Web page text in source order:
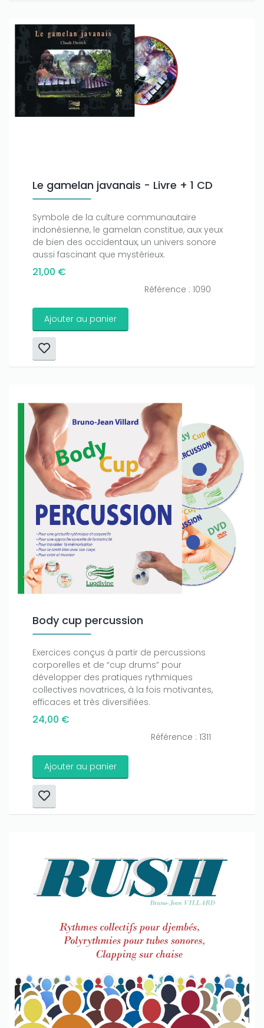
Le gamelan javanais - Livre + 1 CD
Symbole de la culture communautaire
indonésienne, le gamelan constitue, aux yeux
de bien des occidentaux, un univers sonore
aussi fascinant que mystérieux.
21,00 €
Référence : 1090
Ajouter au panier
Body cup percussion
Exercices conçus à partir de percussions
corporelles et de “cup drums” pour
développer des pratiques rythmiques
collectives novatrices, à la fois motivantes,
efficaces et très diversifiées.
24,00 €
Référence : 1311
Ajouter au panier